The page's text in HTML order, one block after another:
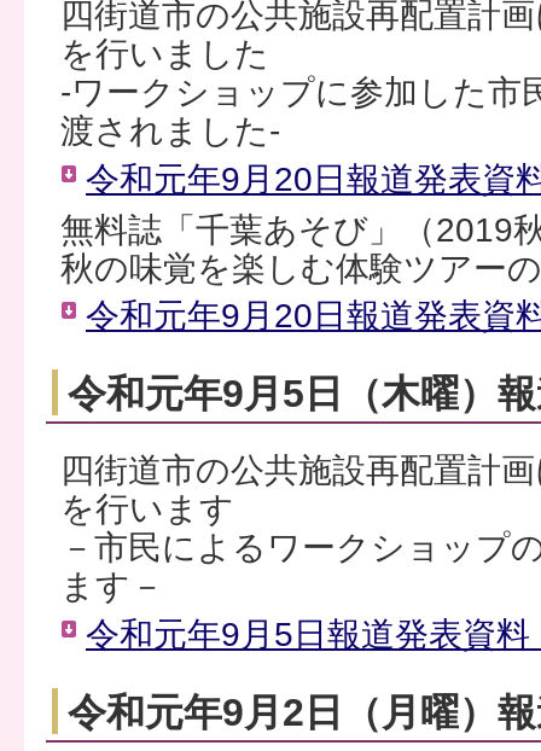
四街道市の公共施設再配置計
を行いました
-ワークショップに参加した市
渡されました-
令和元年9月20日報道発表資
無料誌「千葉あそび」（2019
秋の味覚を楽しむ体験ツアー
令和元年9月20日報道発表資
令和元年9月5日（木曜）
四街道市の公共施設再配置計
を行います
－市民によるワークショップ
ます－
令和元年9月5日報道発表資
令和元年9月2日（月曜）